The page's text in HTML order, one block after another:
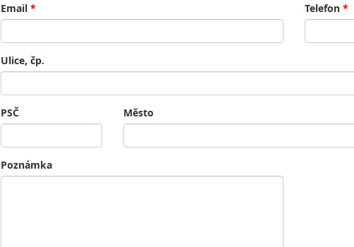
Email * Telefon *
Ulice, čp.
PSČ Město
Poznámka